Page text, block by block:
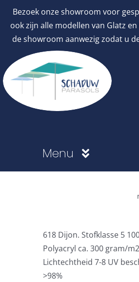
Bezoek onze showroom voor
ook zijn alle modellen van Glatz
de showroom aanwezig zodat u
inhoud
Menu
Zweefparasols
618 Dijon. Stofklasse 5
Polyacryl ca. 300 gram/m2
Lichtechtheid 7-8 UV
>98%